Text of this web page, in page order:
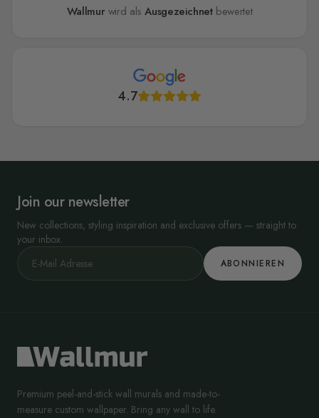
Wallmur wird alsAusgezeichnetbewertet
4.7
Join our newsletter
New collections, styling inspiration and exclusive offers — straight to
your inbox.
ABONNIEREN
Premium peel-and-stick wall murals and made-to-
measure custom wallpaper. Bring any wall to life.